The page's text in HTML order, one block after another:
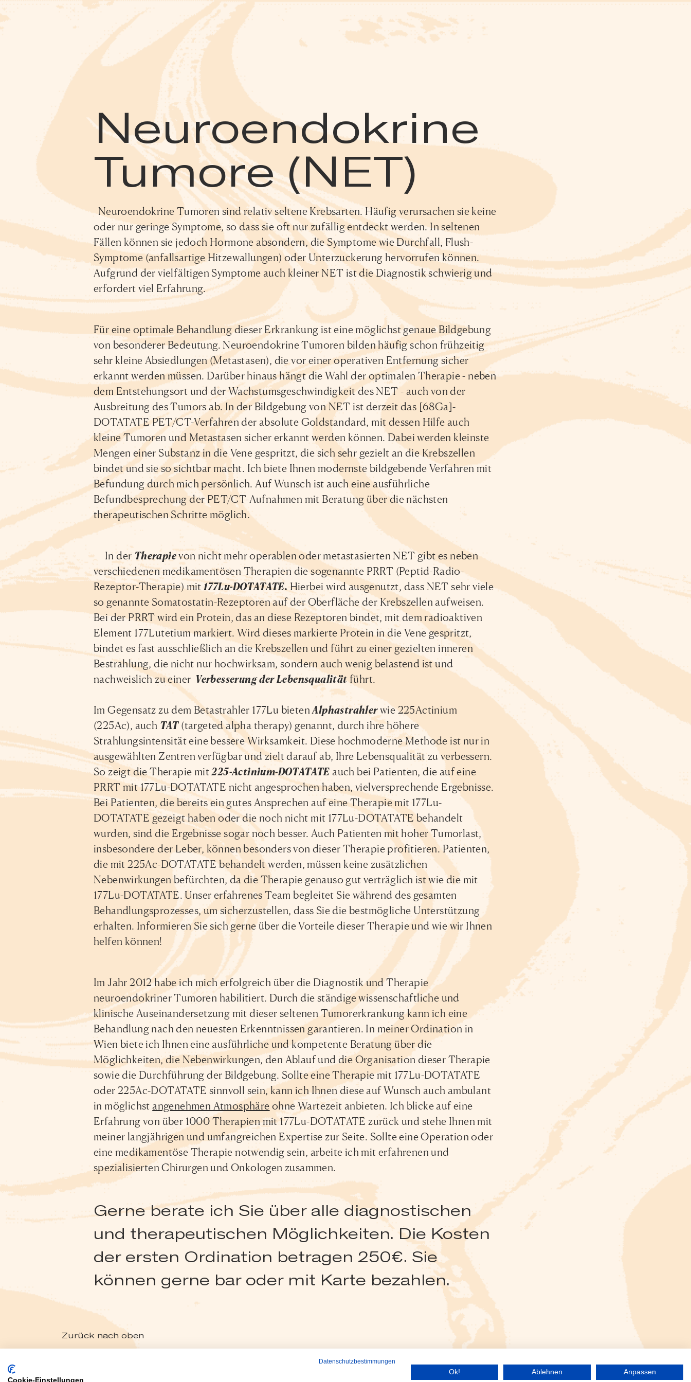
Neuroendokrine
Tumore (NET)
Neuroendokrine Tumoren sind relativ seltene Krebsarten. Häufig verursachen sie keine
oder nur geringe Symptome, so dass sie oft nur zufällig entdeckt werden. In seltenen
Fällen können sie jedoch Hormone absondern, die Symptome wie Durchfall, Flush-
Symptome (anfallsartige Hitzewallungen) oder Unterzuckerung hervorrufen können.
Aufgrund der vielfältigen Symptome auch kleiner NET ist die Diagnostik schwierig und
erfordert viel Erfahrung.
Für eine optimale Behandlung dieser Erkrankung ist eine möglichst genaue Bildgebung
von besonderer Bedeutung. Neuroendokrine Tumoren bilden häufig schon frühzeitig
sehr kleine Absiedlungen (Metastasen), die vor einer operativen Entfernung sicher
erkannt werden müssen. Darüber hinaus hängt die Wahl der optimalen Therapie - neben
dem Entstehungsort und der Wachstumsgeschwindigkeit des NET - auch von der
Ausbreitung des Tumors ab. In der Bildgebung von NET ist derzeit das [68Ga]-
DOTATATE PET/CT-Verfahren der absolute Goldstandard, mit dessen Hilfe auch
kleine Tumoren und Metastasen sicher erkannt werden können. Dabei werden kleinste
Mengen einer Substanz in die Vene gespritzt, die sich sehr gezielt an die Krebszellen
bindet und sie so sichtbar macht. Ich biete Ihnen modernste bildgebende Verfahren mit
Befundung durch mich persönlich. Auf Wunsch ist auch eine ausführliche
Befundbesprechung der PET/CT-Aufnahmen mit Beratung über die nächsten
therapeutischen Schritte möglich.
In der Therapievon nicht mehr operablen oder metastasierten NET gibt es neben
verschiedenen medikamentösen Therapien die sogenannte PRRT (Peptid-Radio-
Rezeptor-Therapie) mit 177Lu-DOTATATE. Hierbei wird ausgenutzt, dass NET sehr viele
so genannte Somatostatin-Rezeptoren auf der Oberfläche der Krebszellen aufweisen.
Bei der PRRT wird ein Protein, das an diese Rezeptoren bindet, mit dem radioaktiven
Element 177Lutetium markiert. Wird dieses markierte Protein in die Vene gespritzt,
bindet es fast ausschließlich an die Krebszellen und führt zu einer gezielten inneren
Bestrahlung, die nicht nur hochwirksam, sondern auch wenig belastend ist und
nachweislich zu einer Verbesserung der Lebensqualitätführt.
Im Gegensatz zu dem Betastrahler 177Lu bietenAlphastrahlerwie 225Actinium
(225Ac), auch TAT (targeted alpha therapy) genannt, durch ihre höhere
Strahlungsintensität eine bessere Wirksamkeit. Diese hochmoderne Methode ist nur in
ausgewählten Zentren verfügbar und zielt darauf ab, Ihre Lebensqualität zu verbessern.
So zeigt die Therapie mit225-Actinium-DOTATATE auch bei Patienten, die auf eine
PRRT mit 177Lu-DOTATATE nicht angesprochen haben, vielversprechende Ergebnisse.
Bei Patienten, die bereits ein gutes Ansprechen auf eine Therapie mit 177Lu-
DOTATATE gezeigt haben oder die noch nicht mit 177Lu-DOTATATE behandelt
wurden, sind die Ergebnisse sogar noch besser. Auch Patienten mit hoher Tumorlast,
insbesondere der Leber, können besonders von dieser Therapie profitieren. Patienten,
die mit 225Ac-DOTATATE behandelt werden, müssen keine zusätzlichen
Nebenwirkungen befürchten, da die Therapie genauso gut verträglich ist wie die mit
177Lu-DOTATATE. Unser erfahrenes Team begleitet Sie während des gesamten
Behandlungsprozesses, um sicherzustellen, dass Sie die bestmögliche Unterstützung
erhalten. Informieren Sie sich gerne über die Vorteile dieser Therapie und wie wir Ihnen
helfen können!
Im Jahr 2012 habe ich mich erfolgreich über die Diagnostik und Therapie
neuroendokriner Tumoren habilitiert. Durch die ständige wissenschaftliche und
klinische Auseinandersetzung mit dieser seltenen Tumorerkrankung kann ich eine
Behandlung nach den neuesten Erkenntnissen garantieren. In meiner Ordination in
Wien biete ich Ihnen eine ausführliche und kompetente Beratung über die
Möglichkeiten, die Nebenwirkungen, den Ablauf und die Organisation dieser Therapie
sowie die Durchführung der Bildgebung. Sollte eine Therapie mit 177Lu-DOTATATE
oder 225Ac-DOTATATE sinnvoll sein, kann ich Ihnen diese auf Wunsch auch ambulant
in möglichstangenehmen Atmosphäre ohne Wartezeit anbieten. Ich blicke auf eine
Erfahrung von über 1000 Therapien mit 177Lu-DOTATATE zurück und stehe Ihnen mit
meiner langjährigen und umfangreichen Expertise zur Seite. Sollte eine Operation oder
eine medikamentöse Therapie notwendig sein, arbeite ich mit erfahrenen und
spezialisierten Chirurgen und Onkologen zusammen.
Gerne berate ich Sie über alle diagnostischen
und therapeutischen Möglichkeiten. Die Kosten
der ersten Ordination betragen 250€. Sie
können gerne bar oder mit Karte bezahlen.
Zurück nach oben
IMPRESSUM © 2025 Praxis Alexander Haug
Datenschutzbestimmungen
Cookie-Einstellungen
Ok! Ablehnen Anpassen